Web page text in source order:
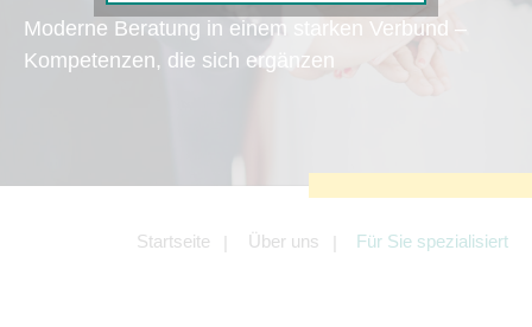
Moderne Beratung in einem starken Verbund –
Kompetenzen, die sich ergänzen
Startseite Über uns Für Sie spezialisiert
Diese Cookies sind erforderlich, um die
grundlegende Funktionalität der Website
zu sichern.
Angebotes einschließlich der
Angeboten von z.B. Facebook und
LinkedIn.